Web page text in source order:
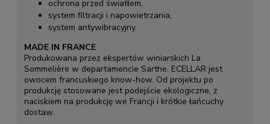
ochrona przed światłem,
system filtracji i napowietrzania,
system antywibracyjny.
MADE IN FRANCE
Produkowana przez ekspertów winiarskich La
Sommelière w departamencie Sarthe. ECELLAR jest
owocem francuskiego know-how. Od projektu po
produkcję stosowane jest podejście ekologiczne, z
naciskiem na produkcję we Francji i krótkie łańcuchy
dostaw.